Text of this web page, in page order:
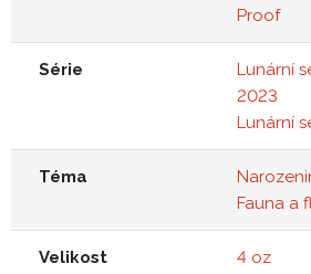
Proof
Série
Lunární
2023
Lunární
Téma
Fauna a
Velikost 4 oz